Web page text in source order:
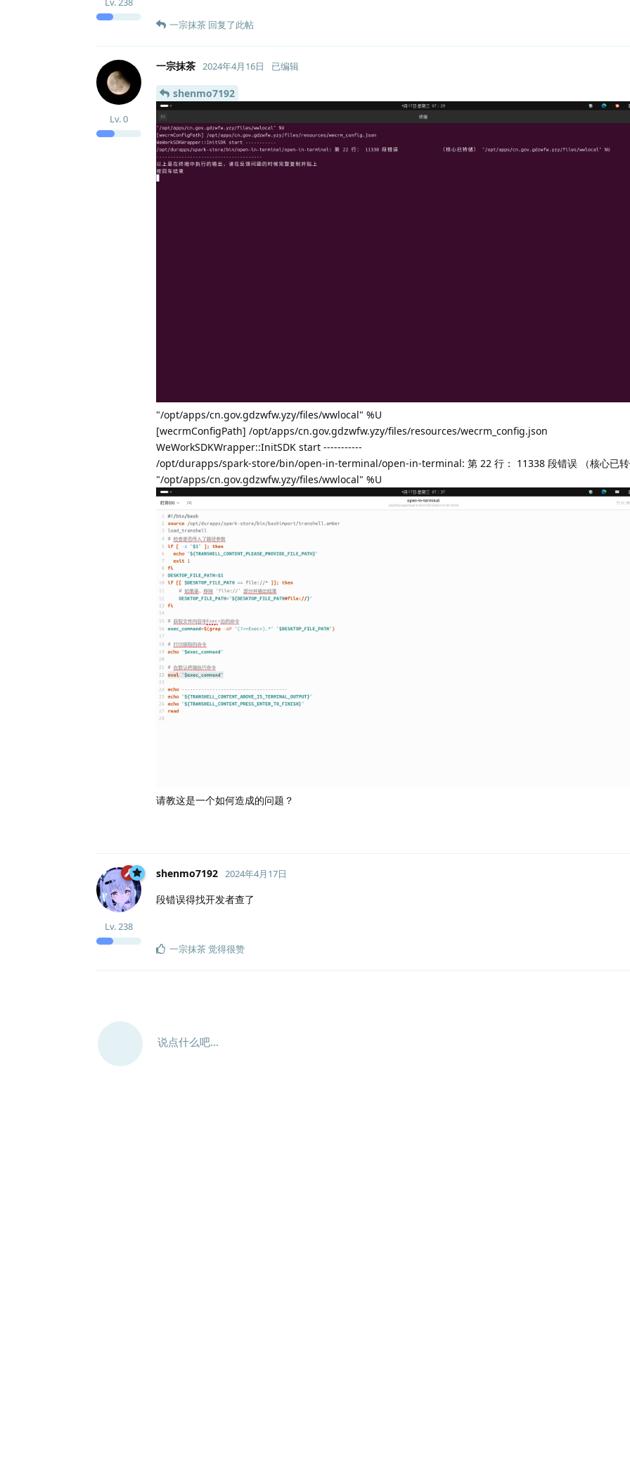
一宗抹茶 回复了此帖
一宗抹茶
Lv.0
2024年4月16日 已编辑
shenmo7192
"/opt/apps/cn.gov.gdzwfw.yzy/files/wwlocal" %U
[wecrmConfigPath] /opt/apps/cn.gov.gdzwfw.yzy/files/resources/wecrm_config.json
WeWorkSDKWrapper::InitSDK start -----------
/opt/durapps/spark-store/bin/open-in-terminal/open-in-terminal: 第 22 行： 11338 段错误 （核心已
"/opt/apps/cn.gov.gdzwfw.yzy/files/wwlocal" %U
请教这是一个如何造成的问题？
shenmo7192
Lv.238
2024年4月17日
段错误得找开发者查了
一宗抹茶觉得很赞
说点什么吧...